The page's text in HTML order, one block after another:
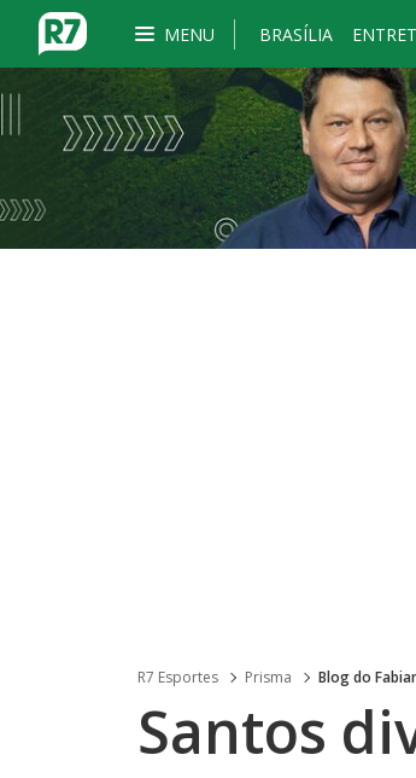
MENU BRASÍLIA
R7 Esportes Prisma Blog do
Santos